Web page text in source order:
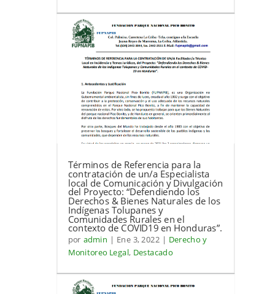
Términos de Referencia para la
contratación de un/a Especialista
local de Comunicación y Divulgación
del Proyecto: “Defendiendo los
Derechos & Bienes Naturales de los
Indígenas Tolupanes y
Comunidades Rurales en el
contexto de COVID19 en Honduras”.
por admin | Ene 3, 2022| Derecho y
Monitoreo Legal, Destacado